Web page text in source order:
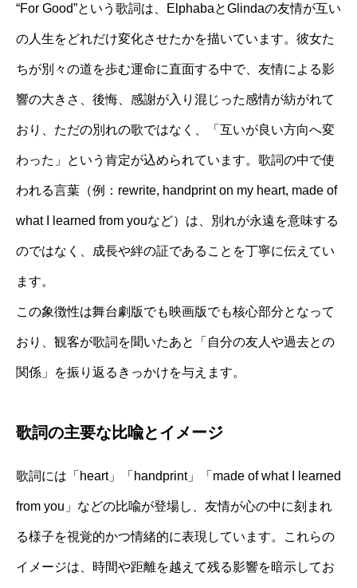
“For Good”という歌詞は、ElphabaとGlindaの友情が互い
の人生をどれだけ変化させたかを描いています。彼女た
ちが別々の道を歩む運命に直面する中で、友情による影
響の大きさ、後悔、感謝が入り混じった感情が紡がれて
おり、ただの別れの歌ではなく、「互いが良い方向へ変
わった」という肯定が込められています。歌詞の中で使
われる言葉（例：rewrite, handprint on my heart, made of
what I learned from youなど）は、別れが永遠を意味する
のではなく、成長や絆の証であることを丁寧に伝えてい
ます。
この象徴性は舞台劇版でも映画版でも核心部分となって
おり、観客が歌詞を聞いたあと「自分の友人や過去との
関係」を振り返るきっかけを与えます。
歌詞の主要な比喩とイメージ
歌詞には「heart」「handprint」「made of what I learned
from you」などの比喩が登場し、友情が心の中に刻まれ
る様子を視覚的かつ情緒的に表現しています。これらの
イメージは、時間や距離を越えて残る影響を暗示してお